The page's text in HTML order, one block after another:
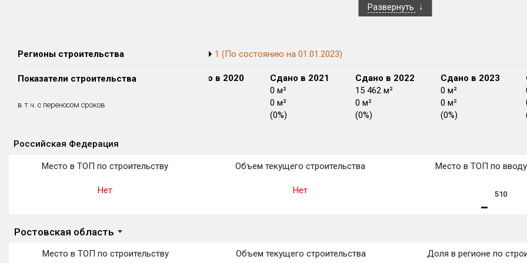
Развернуть
Регионы строительства 1 (По состоянию на 01.01.2023)
Показатели строительства
в т.ч. с переносом сроков
Сдано в 2018
0 м²
Сдано в 2019
0 м²
Сдано в 2020
Сдано в 2021
0 м²
0 м²
(0%)
Сдано в 2022
15 462 м²
0 м²
(0%)
Сдано в 2023
0 м²
0 м²
(0%)
Российская Федерация
Место в ТОП по строительству
Нет
Объем текущего строительства
Нет
Место в ТОП по
510
Ростовская область
Место в ТОП по строительству Объем текущего строительства Доля в регионе по